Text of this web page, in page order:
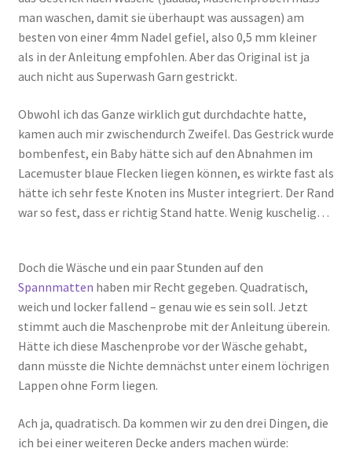
man waschen, damit sie überhaupt was aussagen) am
besten von einer 4mm Nadel gefiel, also 0,5 mm kleiner
als in der Anleitung empfohlen. Aber das Original ist ja
auch nicht aus Superwash Garn gestrickt.
Obwohl ich das Ganze wirklich gut durchdachte hatte,
kamen auch mir zwischendurch Zweifel. Das Gestrick wurde
bombenfest, ein Baby hätte sich auf den Abnahmen im
Lacemuster blaue Flecken liegen können, es wirkte fast als
hätte ich sehr feste Knoten ins Muster integriert. Der Rand
war so fest, dass er richtig Stand hatte. Wenig kuschelig…
Doch die Wäsche und ein paar Stunden auf den
Spannmatten haben mir Recht gegeben. Quadratisch,
weich und locker fallend – genau wie es sein soll. Jetzt
stimmt auch die Maschenprobe mit der Anleitung überein.
Hätte ich diese Maschenprobe vor der Wäsche gehabt,
dann müsste die Nichte demnächst unter einem löchrigen
Lappen ohne Form liegen.
Ach ja, quadratisch. Da kommen wir zu den drei Dingen, die
ich bei einer weiteren Decke anders machen würde: